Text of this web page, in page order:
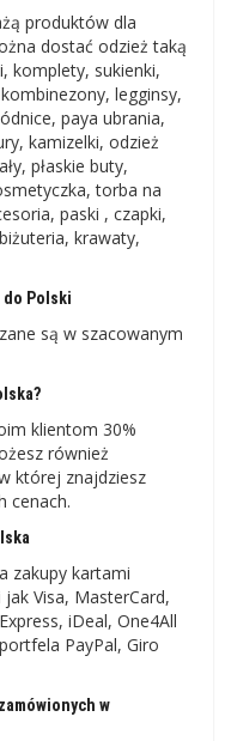
produktów dla
dostać odzież taką
komplety, sukienki,
legginsy,
paya ubrania,
kamizelki, odzież
płaskie buty,
torba na
paski , czapki,
krawaty,
do Polski
są w szacowanym
klientom 30%
również
której znajdziesz
cenach.
zakupy kartami
Visa, MasterCard,
iDeal, One4All
PayPal, Giro
w